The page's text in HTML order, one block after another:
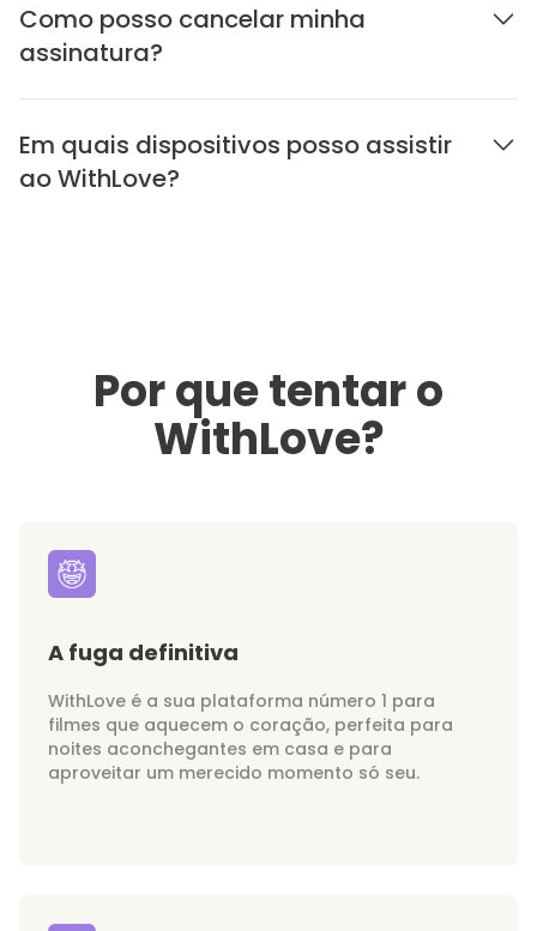
Como posso cancelar minha
assinatura?
Em quais dispositivos posso assistir
ao WithLove?
Por que tentar o
WithLove?
A fuga definitiva
WithLove é a sua plataforma número 1 para
filmes que aquecem o coração, perfeita para
noites aconchegantes em casa e para
aproveitar um merecido momento só seu.